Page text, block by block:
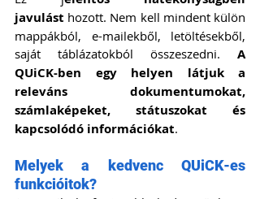
javulást hozott. Nem kell mindent külön
mappákból, e-mailekből, letöltésekből,
saját táblázatokból összeszedni. A
QUiCK-ben egy helyen látjuk a
releváns dokumentumokat,
számlaképeket, státuszokat és
kapcsolódó információkat.
Melyek a kedvenc QUiCK-es
funkcióitok?